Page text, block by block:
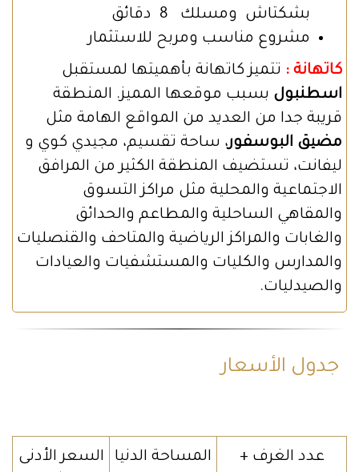
بشكتاش ومسلك 8 دقائق
مشروع مناسب ومربح للاستثمار
كاتهانة : تتميز كاتهانة بأهميتها لمستقبل
اسطنبول بسبب موقعها المميز. المنطقة
قريبة جدا من العديد من المواقع الهامة مثل
مضيق البوسفور، ساحة تقسيم، مجيدي كوي و
ليفانت، تستضيف المنطقة الكثير من المرافق
الاجتماعية والمحلية مثل مراكز التسوق
والمقاهي الساحلية والمطاعم والحدائق
والغابات والمراكز الرياضية والمتاحف والقنصليات
والمدارس والكليات والمستشفيات والعيادات
والصيدليات.
جدول الأسعار
عدد الغرف +
المساحة الدنيا
السعر الأدنى